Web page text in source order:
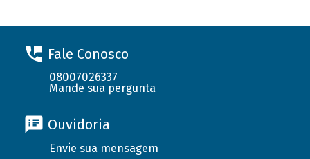
Fale Conosco
08007026337
Mande sua pergunta
Ouvidoria
Envie sua mensagem